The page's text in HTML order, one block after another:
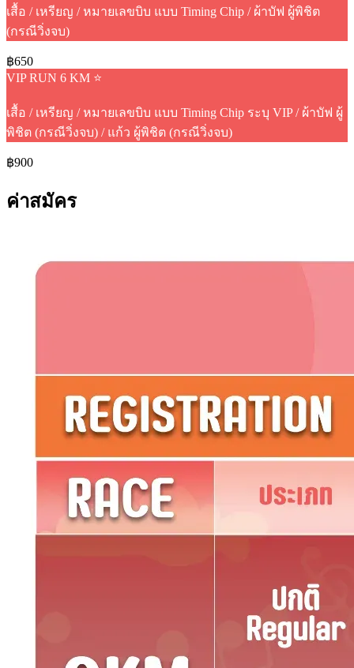
เสื้อ / เหรียญ / หมายเลขบิบ แบบ Timing Chip / ผ้าบัฟ ผู้พิชิต
(กรณีวิ่งจบ)
฿650
VIP RUN 6 KM ⭐
เสื้อ / เหรียญ / หมายเลขบิบ แบบ Timing Chip ระบุ VIP / ผ้าบัฟ ผู้
พิชิต (กรณีวิ่งจบ) / แก้ว ผู้พิชิต (กรณีวิ่งจบ)
฿900
ค่าสมัคร